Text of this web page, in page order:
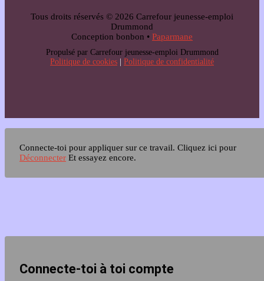
Tous droits réservés © 2026 Carrefour jeunesse-emploi
Drummond
Conception bonbon • Paparmane
Propulsé par Carrefour jeunesse-emploi Drummond
Politique de cookies
Politique de confidentialité
Connecte-toi pour appliquer sur ce travail. Cliquez ici pour
Déconnecter Et essayez encore.
Connecte-toi à toi compte